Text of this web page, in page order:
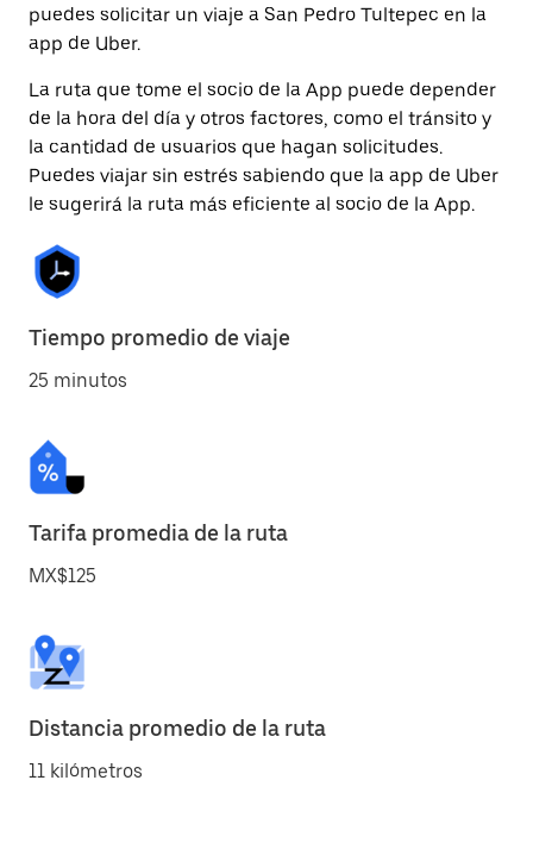
puedes solicitar un viaje a San Pedro Tultepec en la
app de Uber.
La ruta que tome el socio de la App puede depender
de la hora del día y otros factores, como el tránsito y
la cantidad de usuarios que hagan solicitudes.
Puedes viajar sin estrés sabiendo que la app de Uber
le sugerirá la ruta más eficiente al socio de la App.
Tiempo promedio de viaje
25 minutos
Tarifa promedia de la ruta
MX$125
Distancia promedio de la ruta
11 kilómetros